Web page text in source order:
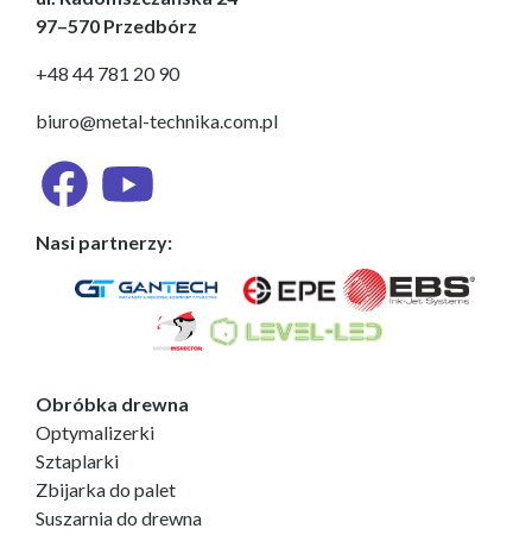
97–570 Przedbórz
+48 44 781 20 90
biuro@metal-technika.com.pl
Nasi partnerzy:
Obróbka drewna
Optymalizerki
Sztaplarki
Zbijarka do palet
Suszarnia do drewna